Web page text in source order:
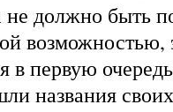
не должно быть
возможностью,
в первую
названия